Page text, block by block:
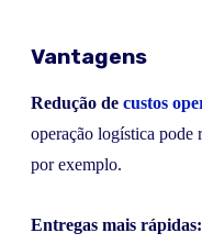
Vantagens
Redução de custos
operação logística pode
por exemplo.
Entregas mais rápidas: